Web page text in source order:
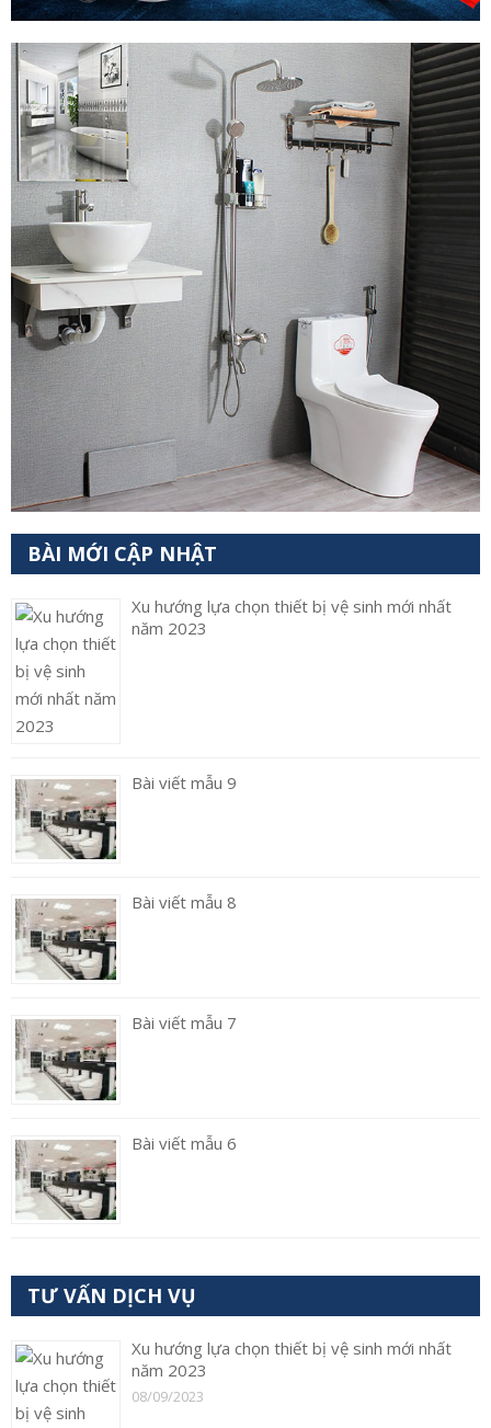
BÀI MỚI CẬP NHẬT
Xu hướng lựa chọn thiết bị vệ sinh mới nhất
năm 2023
Bài viết mẫu 9
Bài viết mẫu 8
Bài viết mẫu 7
Bài viết mẫu 6
TƯ VẤN DỊCH VỤ
Xu hướng lựa chọn thiết bị vệ sinh mới nhất
năm 2023
08/09/2023